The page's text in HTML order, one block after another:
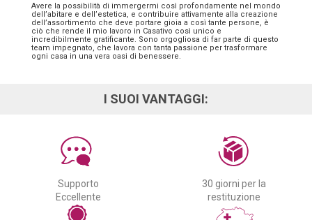
Avere la possibilità di immergermi così profondamente nel mondo
dell’abitare e dell’estetica, e contribuire attivamente alla creazione
dell’assortimento che deve portare gioia a così tante persone, è
ciò che rende il mio lavoro in Casativo così unico e
incredibilmente gratificante. Sono orgogliosa di far parte di questo
team impegnato, che lavora con tanta passione per trasformare
ogni casa in una vera oasi di benessere.
I SUOI VANTAGGI:
Supporto
Eccellente
30 giorni per la
restituzione